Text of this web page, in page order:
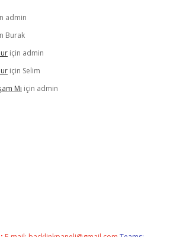
admin
Burak
için admin
için Selim
Mı için admin